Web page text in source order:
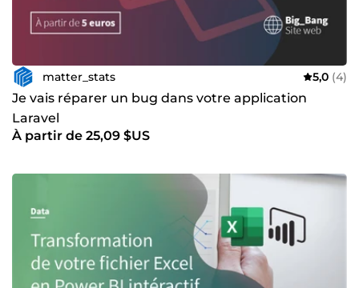
matter_stats 5,0 (4)
Je vais réparer un bug dans votre application
Laravel
À partir de 25,09 $US